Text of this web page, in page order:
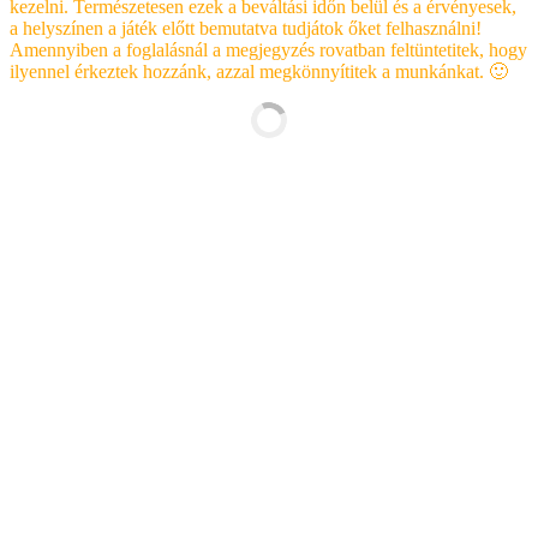
kezelni. Természetesen ezek a beváltási időn belül és a érvényesek,
a helyszínen a játék előtt bemutatva tudjátok őket felhasználni!
Amennyiben a foglalásnál a megjegyzés rovatban feltüntetitek, hogy
ilyennel érkeztek hozzánk, azzal megkönnyítitek a munkánkat. 🙂